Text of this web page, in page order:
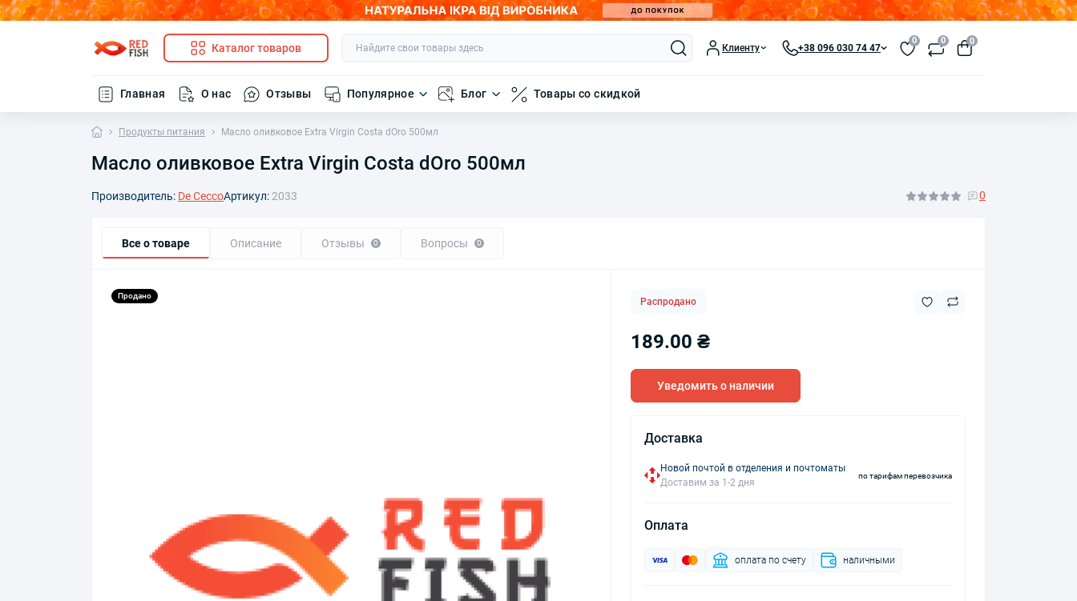
Каталог товаров Клиенту +38 096 030 74 47
0 0 0
Главная О нас Отзывы Популярное Блог Товары со скидкой
Продукты питания Масло оливковое Extra Virgin Costa dOro 500мл
Масло оливковое Extra Virgin Costa dOro 500мл
Производитель: De CeccoАртикул: 2033 0
Все о товаре Описание Отзывы 0 Вопросы 0
Продано
Распродано
189.00 ₴
Уведомить о наличии
Доставка
Новой почтой в отделения и почтоматы
Доставим за 1-2 дня
по тарифам перевозчика
Оплата
оплата по счету наличными